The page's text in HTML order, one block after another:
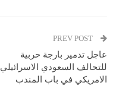
عاجل تدمير بارجة حربية
للتحالف السعودي الاسرائيلي
الامريكي في باب المندب